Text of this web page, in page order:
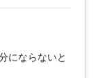
にならないと